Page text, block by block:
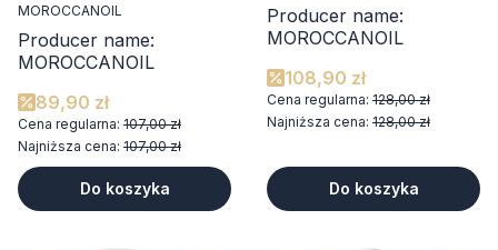
MOROCCANOIL
Producer name:
MOROCCANOIL
89,90 zł
Cena regularna: 107,00 zł
Najniższa cena: 107,00 zł
Do koszyka
Producer name:
MOROCCANOIL
108,90 zł
Cena regularna: 128,00 zł
Najniższa cena: 128,00 zł
Do koszyka